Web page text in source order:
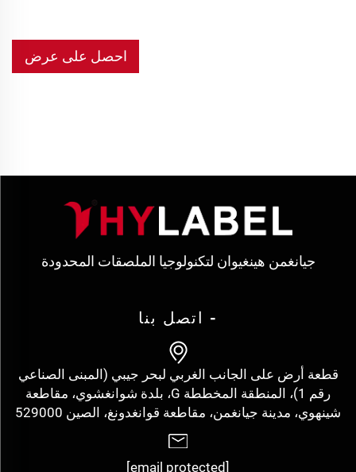
احصل على عرض
جيانغمن هينغيوان لتكنولوجيا الملصقات المحدودة
- اتصل بنا
قطعة أرض على الجانب الغربي لبحر جيبي (المبنى الصناعي
رقم 1)، المنطقة المخططة G، بلدة شوانغشوي، مقاطعة
شينهوي، مدينة جيانغمن، مقاطعة قوانغدونغ، الصين 529000
[email protected]